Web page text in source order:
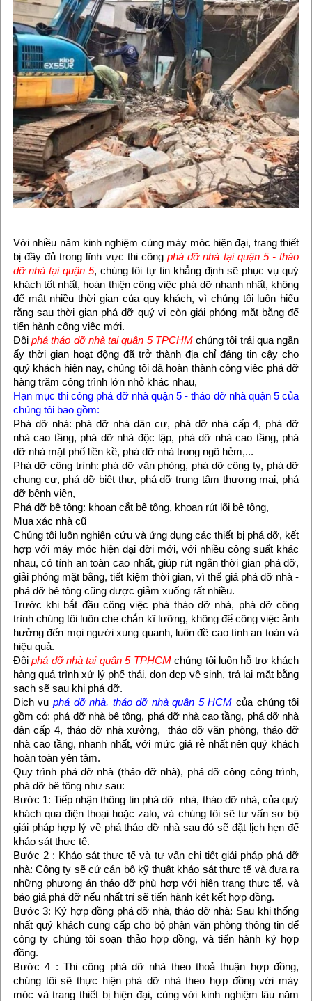
Với nhiều năm kinh nghiệm cùng máy móc hiện đại, trang thiết
bị đầy đủ trong lĩnh vực thi côngphá dỡ nhà tại quận 5 - tháo
dỡ nhà tại quận 5, chúng tôi tự tin khẳng định sẽ phục vụ quý
khách tốt nhất, hoàn thiện công việc phá dỡ nhanh nhất, không
để mất nhiều thời gian của quy khách, vì chúng tôi luôn hiểu
rằng sau thời gian phá dỡ quý vị còn giải phóng mặt bằng để
tiến hành công việc mới.
Độiphá tháo dỡ nhà tại quận 5 TPCHMchúng tôi trải qua ngần
ấy thời gian hoạt động đã trở thành địa chỉ đáng tin cậy cho
quý khách hiện nay, chúng tôi đã hoàn thành công viêc phá dỡ
hàng trăm công trình lớn nhỏ khác nhau,
Hạn mục thi công phá dỡ nhà quận 5 - tháo dỡ nhà quận 5 của
chúng tôi bao gồm:
Phá dỡ nhà: phá dỡ nhà dân cư, phá dỡ nhà cấp 4, phá dỡ
nhà cao tầng, phá dỡ nhà độc lập, phá dỡ nhà cao tầng, phá
dỡ nhà mặt phố liền kề, phá dỡ nhà trong ngõ hẻm,...
Phá dỡ công trình: phá dỡ văn phòng, phá dỡ công ty, phá dỡ
chung cư, phá dỡ biệt thự, phá dỡ trung tâm thương mại, phá
dỡ bệnh viện,
Phá dỡ bê tông: khoan cắt bê tông, khoan rút lõi bê tông,
Mua xác nhà cũ
Chúng tôi luôn nghiên cứu và ứng dụng các thiết bị phá dỡ, kết
hợp với máy móc hiện đại đời mới, với nhiều công suất khác
nhau, có tính an toàn cao nhất, giúp rút ngắn thời gian phá dỡ,
giải phóng mặt bằng, tiết kiệm thời gian, vì thế giá phá dỡ nhà -
phá dỡ bê tông cũng được giảm xuống rất nhiều.
Trước khi bắt đầu công việc phá tháo dỡ nhà, phá dỡ công
trình chúng tôi luôn che chắn kĩ lưỡng, không để công việc ảnh
hưởng đến mọi người xung quanh, luôn đề cao tính an toàn và
hiệu quả.
Độiphá dỡ nhà tại quận 5 TPHCMchúng tôi luôn hỗ trợ khách
hàng quá trình xử lý phế thải, dọn dẹp vệ sinh, trả lại mặt bằng
sạch sẽ sau khi phá dỡ.
Dịch vụ phá dỡ nhà, tháo dỡ nhà quận 5 HCM của chúng tôi
gồm có: phá dỡ nhà bê tông, phá dỡ nhà cao tầng, phá dỡ nhà
dân cấp 4, tháo dỡ nhà xưởng, tháo dỡ văn phòng, tháo dỡ
nhà cao tầng, nhanh nhất, với mức giá rẻ nhất nên quý khách
hoàn toàn yên tâm.
Quy trình phá dỡ nhà (tháo dỡ nhà), phá dỡ công công trình,
phá dỡ bê tông như sau:
Bước 1: Tiếp nhận thông tin phá dỡ nhà, tháo dỡ nhà, của quý
khách qua điện thoại hoặc zalo, và chúng tôi sẽ tư vấn sơ bộ
giải pháp hợp lý về phá tháo dỡ nhà sau đó sẽ đặt lịch hẹn để
khảo sát thực tế.
Bước 2 : Khảo sát thực tế và tư vấn chi tiết giải pháp phá dỡ
nhà: Công ty sẽ cử cán bộ kỹ thuật khảo sát thực tế và đưa ra
những phương án tháo dỡ phù hợp với hiện trạng thực tế, và
báo giá phá dỡ nếu nhất trí sẽ tiến hành két kết hợp đồng.
Bước 3: Ký hợp đồng phá dỡ nhà, tháo dỡ nhà: Sau khi thống
nhất quý khách cung cấp cho bộ phận văn phòng thông tin để
công ty chúng tôi soạn thảo hợp đồng, và tiến hành ký hợp
đồng.
Bước 4 : Thi công phá dỡ nhà theo thoả thuận hợp đồng,
chúng tôi sẽ thực hiện phá dỡ nhà theo hợp đồng với máy
móc và trang thiết bị hiện đại, cùng với kinh nghiệm lâu năm